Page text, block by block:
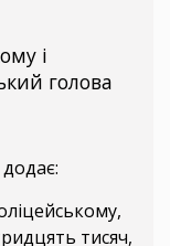
і
голова
додає:
тисяч,